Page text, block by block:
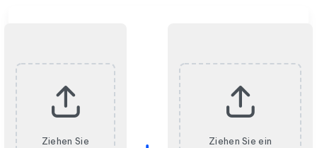
Ziehen Sie
Ziehen Sie ein